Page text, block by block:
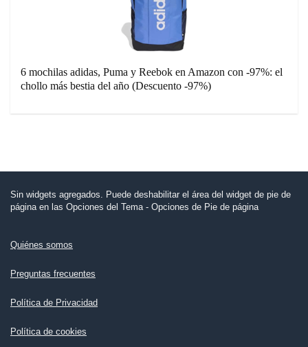
6 mochilas adidas, Puma y Reebok en Amazon con -97%: el
chollo más bestia del año (Descuento -97%)
Sin widgets agregados. Puede deshabilitar el área del widget de pie de
página en las Opciones del Tema - Opciones de Pie de página
Quiénes somos
Preguntas frecuentes
Política de Privacidad
Política de cookies